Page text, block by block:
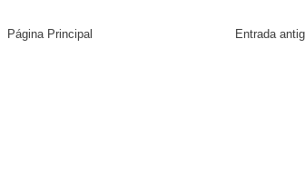
Entrada
Página Principal